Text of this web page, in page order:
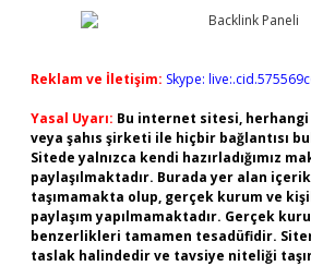
Reklam ve İletişim: Skype:
Yasal Uyarı: Bu internet sitesi,
veya şahıs şirketi ile hiçbir bağlantısı
Sitede yalnızca kendi hazırladığımız
paylaşılmaktadır. Burada yer alan
taşımamakta olup, gerçek kurum ve
paylaşım yapılmamaktadır. Gerçek
benzerlikleri tamamen tesadüfidir.
taslak halindedir ve tavsiye niteliği